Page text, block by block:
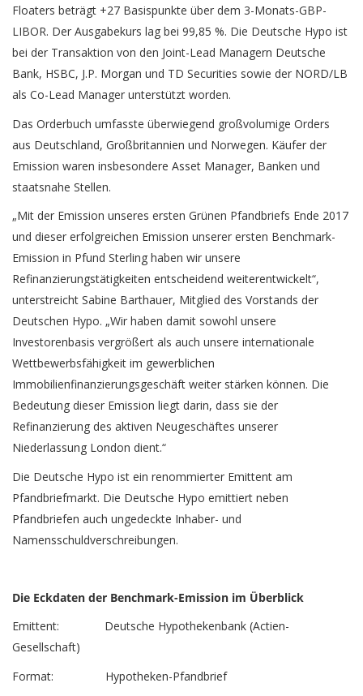
Floaters beträgt +27 Basispunkte über dem 3-Monats-GBP-
LIBOR. Der Ausgabekurs lag bei 99,85 %. Die Deutsche Hypo ist
bei der Transaktion von den Joint-Lead Managern Deutsche
Bank, HSBC, J.P. Morgan und TD Securities sowie der NORD/LB
als Co-Lead Manager unterstützt worden.
Das Orderbuch umfasste überwiegend großvolumige Orders
aus Deutschland, Großbritannien und Norwegen. Käufer der
Emission waren insbesondere Asset Manager, Banken und
staatsnahe Stellen.
„Mit der Emission unseres ersten Grünen Pfandbriefs Ende 2017
und dieser erfolgreichen Emission unserer ersten Benchmark-
Emission in Pfund Sterling haben wir unsere
Refinanzierungstätigkeiten entscheidend weiterentwickelt“,
unterstreicht Sabine Barthauer, Mitglied des Vorstands der
Deutschen Hypo. „Wir haben damit sowohl unsere
Investorenbasis vergrößert als auch unsere internationale
Wettbewerbsfähigkeit im gewerblichen
Immobilienfinanzierungsgeschäft weiter stärken können. Die
Bedeutung dieser Emission liegt darin, dass sie der
Refinanzierung des aktiven Neugeschäftes unserer
Niederlassung London dient.“
Die Deutsche Hypo ist ein renommierter Emittent am
Pfandbriefmarkt. Die Deutsche Hypo emittiert neben
Pfandbriefen auch ungedeckte Inhaber- und
Namensschuldverschreibungen.
Die Eckdaten der Benchmark-Emission im Überblick
Emittent: Deutsche Hypothekenbank (Actien-
Gesellschaft)
Format: Hypotheken-Pfandbrief